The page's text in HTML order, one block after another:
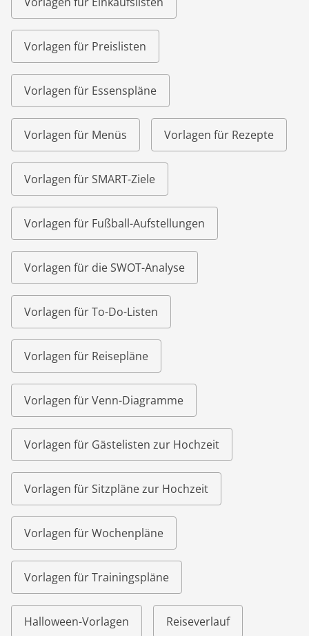
Vorlagen für Preislisten
Vorlagen für Essenspläne
Vorlagen für Menüs Vorlagen für Rezepte
Vorlagen für SMART-Ziele
Vorlagen für Fußball-Aufstellungen
Vorlagen für die SWOT-Analyse
Vorlagen für To-Do-Listen
Vorlagen für Reisepläne
Vorlagen für Venn-Diagramme
Vorlagen für Gästelisten zur Hochzeit
Vorlagen für Sitzpläne zur Hochzeit
Vorlagen für Wochenpläne
Vorlagen für Trainingspläne
Halloween-Vorlagen Reiseverlauf